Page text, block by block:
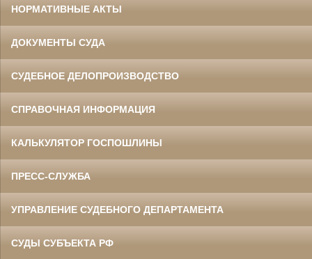
НОРМАТИВНЫЕ АКТЫ
ДОКУМЕНТЫ СУДА
СУДЕБНОЕ ДЕЛОПРОИЗВОДСТВО
СПРАВОЧНАЯ ИНФОРМАЦИЯ
КАЛЬКУЛЯТОР ГОСПОШЛИНЫ
ПРЕСС-СЛУЖБА
УПРАВЛЕНИЕ СУДЕБНОГО ДЕПАРТАМЕНТА
СУДЫ СУБЪЕКТА РФ